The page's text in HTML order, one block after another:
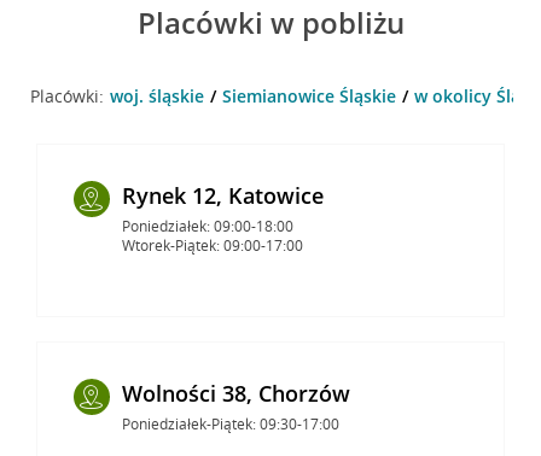
Placówki w pobliżu
Placówki: woj. śląskie Siemianowice Śląskie w okolicy
Rynek 12, Katowice
Poniedziałek: 09:00-18:00
Wtorek-Piątek: 09:00-17:00
Wolności 38, Chorzów
Poniedziałek-Piątek: 09:30-17:00